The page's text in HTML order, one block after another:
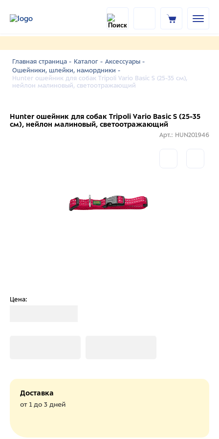
Главная страница - Каталог - Аксессуары -
Ошейники, шлейки, намордники -
Hunter ошейник для собак Tripoli Vario Basic S (25-35 см),
нейлон малиновый, светоотражающий
Hunter ошейник для собак Tripoli Vario Basic S (25-35
см), нейлон малиновый, светоотражающий
Арт.: HUN201946
Цена:
Доставка
от 1 до 3 дней